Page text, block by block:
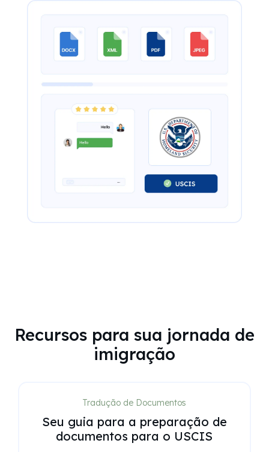
Recursos para sua jornada de
imigração
Tradução de Documentos
Seu guia para a preparação de
documentos para o USCIS